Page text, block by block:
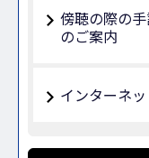
傍聴の際の
のご案内
インターネ